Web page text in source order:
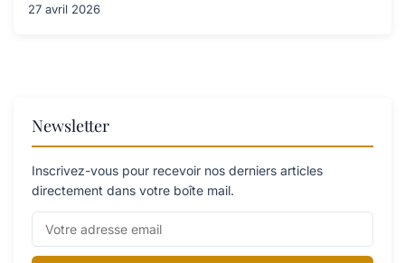
27 avril 2026
Newsletter
Inscrivez-vous pour recevoir nos derniers articles
directement dans votre boîte mail.